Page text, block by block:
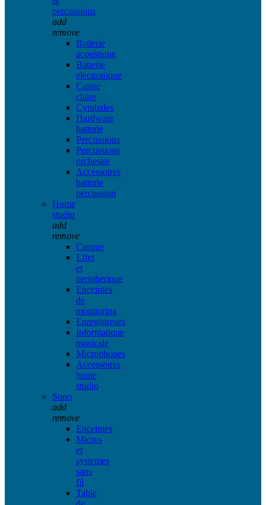
percussions
add
remove
Batterie
acoustique
Batterie
electronique
Caisse
claire
Cymbales
Hardware
batterie
Percussions
Percussions
orchestre
Accessoires
batterie
percussion
Home
studio
add
remove
Casque
Effet
et
peripherique
Enceintes
de
monitoring
Enregistreurs
Informatique
musicale
Microphones
Accessoires
home
studio
Sono
add
remove
Enceintes
Micros
et
systemes
sans
fil
Table